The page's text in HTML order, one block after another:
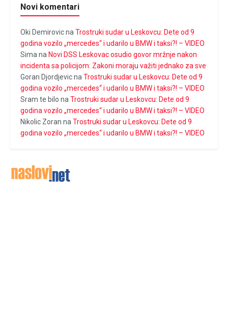
Novi komentari
Oki DemirovicnaTrostruki sudar u Leskovcu: Dete od 9
godina vozilo „mercedes“ i udarilo u BMW i taksi?! – VIDEO
Simana Novi DSS Leskovac osudio govor mržnje nakon
incidenta sa policijom: Zakoni moraju važiti jednako za sve
Goran DjordjevicnaTrostruki sudar u Leskovcu: Dete od 9
godina vozilo „mercedes“ i udarilo u BMW i taksi?! – VIDEO
Sram te bilo naTrostruki sudar u Leskovcu: Dete od 9
godina vozilo „mercedes“ i udarilo u BMW i taksi?! – VIDEO
Nikolic Zoran naTrostruki sudar u Leskovcu: Dete od 9
godina vozilo „mercedes“ i udarilo u BMW i taksi?! – VIDEO